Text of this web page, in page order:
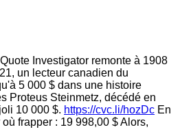
Investigator remonte à 1908
un lecteur canadien du
5 000 $ dans une histoire
Proteus Steinmetz, décédé en
10 000 $. https://cvc.li/hozDc En
frapper : 19 998,00 $ Alors,